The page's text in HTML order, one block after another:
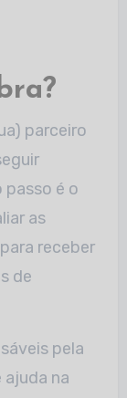
parceiro
passo é o
as
receber
de
pela
ajuda na